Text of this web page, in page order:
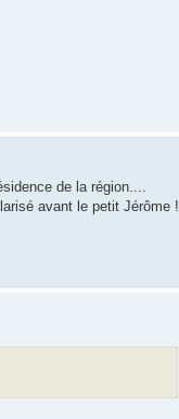
de la région....
avant le petit Jérôme !